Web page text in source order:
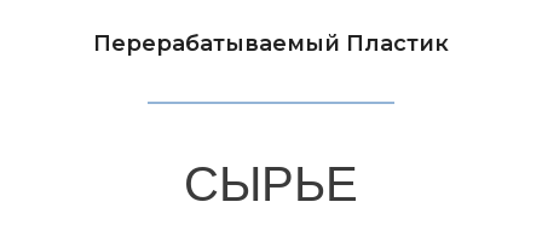
Перерабатываемый Пластик
СЫРЬЕ